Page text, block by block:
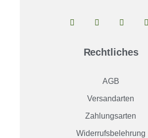
Rechtliches
AGB
Versandarten
Zahlungsarten
Widerrufsbelehrung